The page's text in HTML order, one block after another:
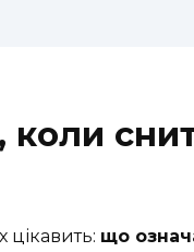
коли
цікавить: що